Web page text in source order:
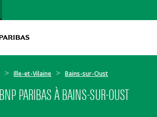
Ille-et-Vilaine Bains-sur-Oust
PARIBAS À BAINS-SUR-OUST